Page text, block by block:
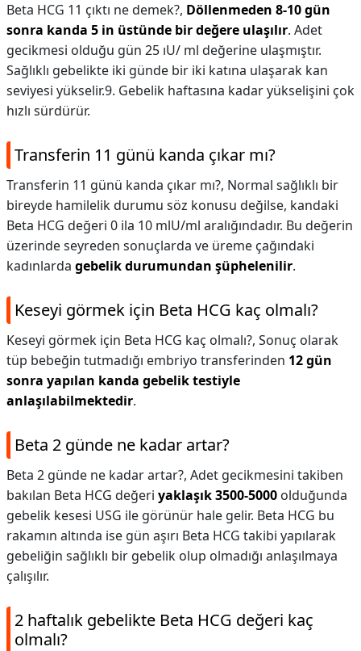
Beta HCG 11 çıktı ne demek?, Döllenmeden 8-10 gün
sonra kanda 5 in üstünde bir değere ulaşılır. Adet
gecikmesi olduğu gün 25 ıU/ ml değerine ulaşmıştır.
Sağlıklı gebelikte iki günde bir iki katına ulaşarak kan
seviyesi yükselir.9. Gebelik haftasına kadar yükselişini çok
hızlı sürdürür.
Transferin 11 günü kanda çıkar mı?
Transferin 11 günü kanda çıkar mı?, Normal sağlıklı bir
bireyde hamilelik durumu söz konusu değilse, kandaki
Beta HCG değeri 0 ila 10 mlU/ml aralığındadır. Bu değerin
üzerinde seyreden sonuçlarda ve üreme çağındaki
kadınlarda gebelik durumundan şüphelenilir.
Keseyi görmek için Beta HCG kaç olmalı?
Keseyi görmek için Beta HCG kaç olmalı?, Sonuç olarak
tüp bebeğin tutmadığı embriyo transferinden 12 gün
sonra yapılan kanda gebelik testiyle
anlaşılabilmektedir.
Beta 2 günde ne kadar artar?
Beta 2 günde ne kadar artar?, Adet gecikmesini takiben
bakılan Beta HCG değeri yaklaşık 3500-5000 olduğunda
gebelik kesesi USG ile görünür hale gelir. Beta HCG bu
rakamın altında ise gün aşırı Beta HCG takibi yapılarak
gebeliğin sağlıklı bir gebelik olup olmadığı anlaşılmaya
çalışılır.
2 haftalık gebelikte Beta HCG değeri kaç
olmalı?